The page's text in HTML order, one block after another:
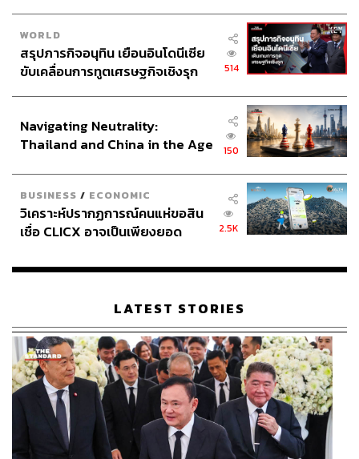
WORLD
สรุปภารกิจอนุทิน เยือนอินโดนีเซีย
ขับเคลื่อนการทูตเศรษฐกิจเชิงรุก
514
Navigating Neutrality:
Thailand and China in the Age
150
BUSINESS / ECONOMIC
วิเคราะห์ปรากฏการณ์คนแห่ขอสิน
เชื่อ CLICX อาจเป็นเพียงยอด
เรือนไทยที่ถูกซุกไว้
2.5K
LATEST STORIES